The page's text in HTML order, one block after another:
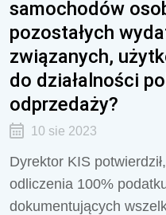
samochodów
pozostałych
związanych,
do działalności
odprzedaży?
10 sie 2023
Dyrektor KIS
odliczenia 100%
dokumentujących